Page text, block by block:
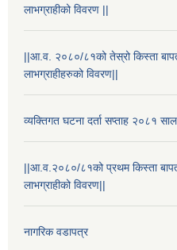
लाभग्राहीको विवरण ||
||आ.व. २०८०/८१को तेस्रो किस्ता बापत
लाभग्राहीहरुको विवरण||
व्यक्तिगत घटना दर्ता सप्ताह २०८१
||आ.व.२०८०/८१को प्रथम किस्ता बापत
लाभग्राहीको विवरण||
नागरिक वडापत्र